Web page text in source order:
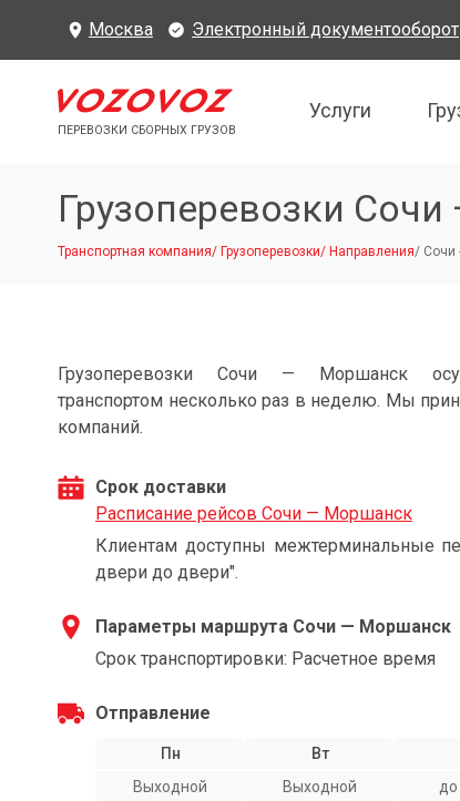
Москва Электронный документооборот
ПЕРЕВОЗКИ СБОРНЫХ ГРУЗОВ
Услуги
Грузоперевозки
Транспортная компания/ Грузоперевозки/ Направления/ Сочи
Грузоперевозки Сочи — Моршанск
транспортом несколько раз в неделю. Мы
компаний.
Срок доставки
Расписание рейсов Сочи — Моршанск
Клиентам доступны межтерминальные
двери до двери".
Параметры маршрута Сочи — Моршанск
Срок транспортировки: Расчетное время
Отправление
Пн
Выходной
Вт
Выходной
до